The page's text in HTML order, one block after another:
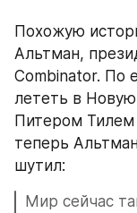
Похожую
Альтман,
Combinator. По
лететь в
Питером Тилем
теперь
шутил:
Мир сейчас